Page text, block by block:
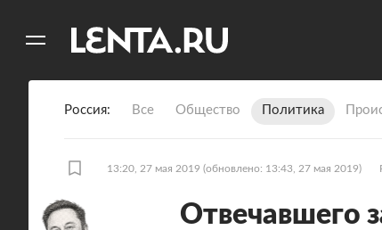
Россия Все Общество Политика
13:20, 27 мая 2019 (обновлено: 13:43, 27 мая 2019)
Отвечавшего